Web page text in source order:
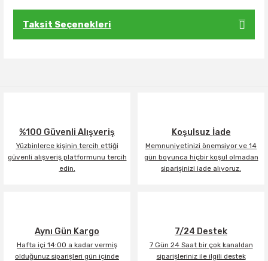
Taksit Seçenekleri
%100 Güvenli Alışveriş
Yüzbinlerce kişinin tercih ettiği
güvenli alışveriş platformunu tercih
edin.
Koşulsuz İade
Memnuniyetinizi önemsiyor ve 14
gün boyunca hiçbir koşul olmadan
siparişinizi iade alıyoruz.
Aynı Gün Kargo
Hafta içi 14:00 a kadar vermiş
olduğunuz siparişleri gün içinde
7/24 Destek
7 Gün 24 Saat bir çok kanaldan
siparişleriniz ile ilgili destek